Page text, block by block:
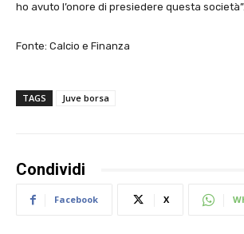
ho avuto l’onore di presiedere questa società”.
Fonte: Calcio e Finanza
TAGS Juve borsa
Condividi
Facebook X